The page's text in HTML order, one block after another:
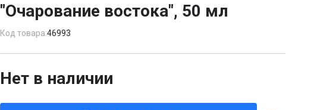
"Очарование востока", 50 мл
Код товара:46993
Нет в наличии